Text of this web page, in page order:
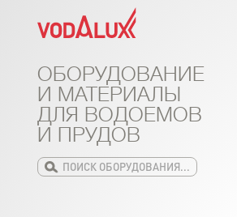
ОБОРУДОВАНИЕ
И МАТЕРИАЛЫ
ДЛЯ ВОДОЕМОВ
И ПРУДОВ